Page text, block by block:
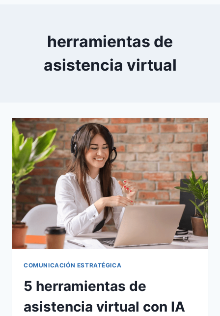
herramientas de
asistencia virtual
COMUNICACIÓN ESTRATÉGICA
5 herramientas de
asistencia virtual con IA